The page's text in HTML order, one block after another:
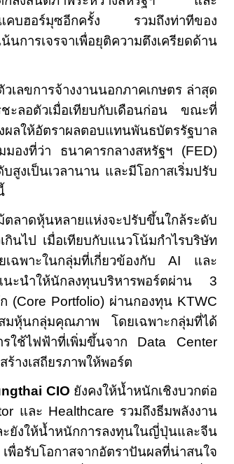
บฮอร์มุซอีกครั้ง รวมถึงท่าทีของ
รเจรจาเพื่อยุติความตึงเครียดด้าน
เลขการจ้างงานนอกภาคเกษตร ล่าสุด
ะลอตัวเมื่อเทียบกับเดือนก่อน ขณะที่
ผลให้อัตราผลตอบแทนพันธบัตรรัฐบาล
องที่ว่า ธนาคารกลางสหรัฐฯ (FED)
สูงเป็นเวลานาน และมีโอกาสเริ่มปรับ
ลาดหุ้นหลายแห่งจะปรับขึ้นใกล้ระดับ
กินไป เมื่อเทียบกับแนวโน้มกำไรบริษัท
เฉพาะในกลุ่มที่เกี่ยวข้องกับAI และ
ะนำให้นักลงทุนบริหารพอร์ตผ่าน 3
(Core Portfolio) ผ่านกองทุน KTWC
มหุ้นกลุ่มคุณภาพ โดยเฉพาะกลุ่มที่ได้
รใช้ไฟฟ้าที่เพิ่มขึ้นจาก Data Center
างเสถียรภาพให้พอร์ต
CIO ยังคงให้น้ำหนักเชิงบวกต่อ
และ Healthcare รวมถึงธีมพลังงาน
งให้น้ำหนักการลงทุนในญี่ปุ่นและจีน
พื่อรับโอกาสจากอัตราปันผลที่น่าสนใจ